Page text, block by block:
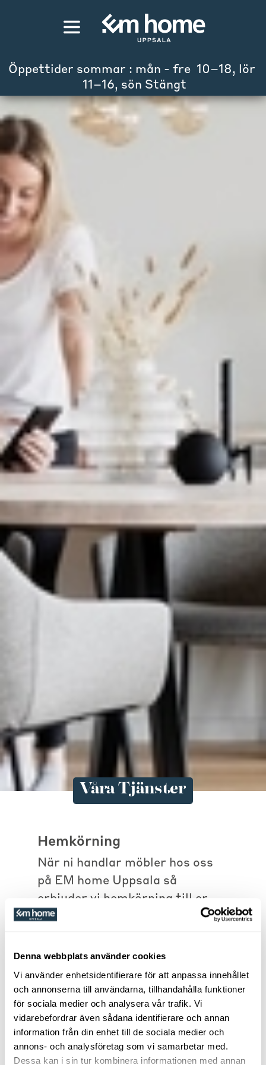
Denna webbplats använder cookies
Vi använder enhetsidentifierare för att anpassa innehållet
och annonserna till användarna, tillhandahålla funktioner
för sociala medier och analysera vår trafik. Vi
vidarebefordrar även sådana identifierare och annan
information från din enhet till de sociala medier och
annons- och analysföretag som vi samarbetar med.
Dessa kan i sin tur kombinera informationen med annan
Öppettider sommar : mån - fre  10–18, lör
11–16, sön Stängt
Våra Tjänster
Hemkörning
När ni handlar möbler hos oss
på EM home Uppsala så
erbjuder vi hemkörning till er
oavsett var ni bor. Inom Uppsala
kör vi vanligtvis ut med vår egen
personal.
Leverans inom Uppsala (018-
området) 890:-
Leverans utanför Uppsala men
inom en 10 mils radie 1.490:-